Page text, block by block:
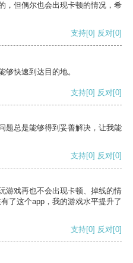
，但偶尔也会出现卡顿的情况，希
支持[0] 反对[0]
够快速到达目的地。
支持[0] 反对[0]
题总是能够得到妥善解决，让我能
支持[0] 反对[0]
游戏再也不会出现卡顿、掉线的情
了这个app，我的游戏水平提升了
支持[0] 反对[0]